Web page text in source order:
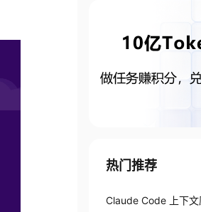
热门推荐
Claude Code 上下文